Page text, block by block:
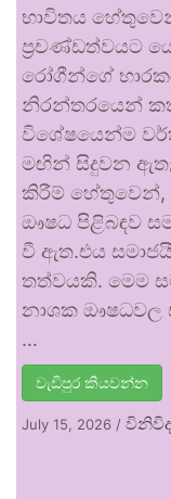
භාවිතය
ප්‍රචණ්ඩත්වයට
රෝගීන්ගේ
නිරන්තරයෙන්
විශේෂයෙන්ම
මඟින් සිදුවන
කිරීම් හේතුවෙන්,
ඖෂධ පිළිබඳව
වී ඇත.එය
තත්වයකි. මෙම
නාශක ඖෂධවල
…
වැඩිපුර කියවන්න
July 15, 2026 /